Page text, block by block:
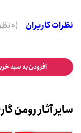
نظرات کاربران (0 نظر)
افزودن به سبد
سایر آثار رومن